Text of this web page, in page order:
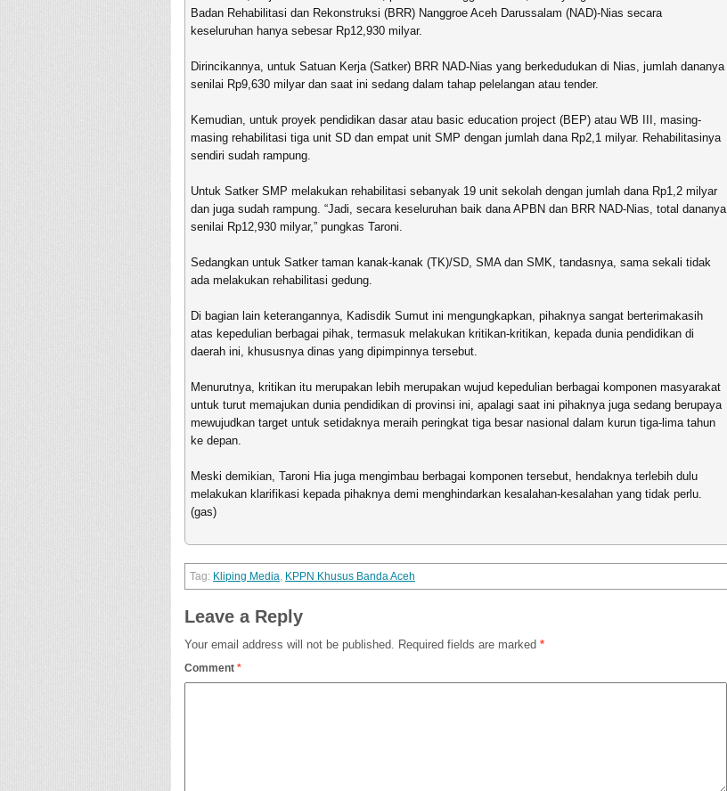
Badan Rehabilitasi dan Rekonstruksi (BRR) Nanggroe Aceh Darussalam (NAD)-Nias secara
keseluruhan hanya sebesar Rp12,930 milyar.
Dirincikannya, untuk Satuan Kerja (Satker) BRR NAD-Nias yang berkedudukan di Nias, jumlah dananya
senilai Rp9,630 milyar dan saat ini sedang dalam tahap pelelangan atau tender.
Kemudian, untuk proyek pendidikan dasar atau basic education project (BEP) atau WB III, masing-
masing rehabilitasi tiga unit SD dan empat unit SMP dengan jumlah dana Rp2,1 milyar. Rehabilitasinya
sendiri sudah rampung.
Untuk Satker SMP melakukan rehabilitasi sebanyak 19 unit sekolah dengan jumlah dana Rp1,2 milyar
dan juga sudah rampung. “Jadi, secara keseluruhan baik dana APBN dan BRR NAD-Nias, total dananya
senilai Rp12,930 milyar,” pungkas Taroni.
Sedangkan untuk Satker taman kanak-kanak (TK)/SD, SMA dan SMK, tandasnya, sama sekali tidak
ada melakukan rehabilitasi gedung.
Di bagian lain keterangannya, Kadisdik Sumut ini mengungkapkan, pihaknya sangat berterimakasih
atas kepedulian berbagai pihak, termasuk melakukan kritikan-kritikan, kepada dunia pendidikan di
daerah ini, khususnya dinas yang dipimpinnya tersebut.
Menurutnya, kritikan itu merupakan lebih merupakan wujud kepedulian berbagai komponen masyarakat
untuk turut memajukan dunia pendidikan di provinsi ini, apalagi saat ini pihaknya juga sedang berupaya
mewujudkan target untuk setidaknya meraih peringkat tiga besar nasional dalam kurun tiga-lima tahun
ke depan.
Meski demikian, Taroni Hia juga mengimbau berbagai komponen tersebut, hendaknya terlebih dulu
melakukan klarifikasi kepada pihaknya demi menghindarkan kesalahan-kesalahan yang tidak perlu.
(gas)
Kliping Media, KPPN Khusus Banda Aceh
Leave a Reply
Your email address will not be published. Required fields are marked *
Comment *